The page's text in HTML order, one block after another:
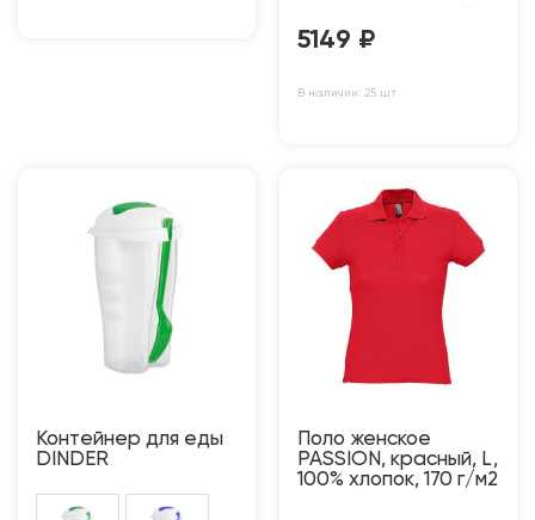
5149 ₽
В наличии: 25 шт
Контейнер для еды
DINDER
Поло женское
PASSION, красный, L,
100% хлопок, 170 г/м2